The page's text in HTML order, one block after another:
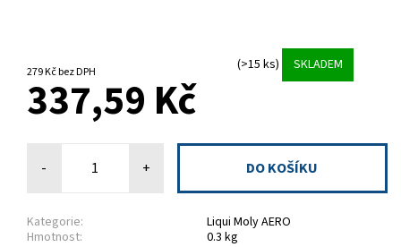
279 Kč bez DPH (>15 ks) SKLADEM
337,59 Kč
- +
Kategorie:
Liqui Moly AERO
Hmotnost:
0.3 kg